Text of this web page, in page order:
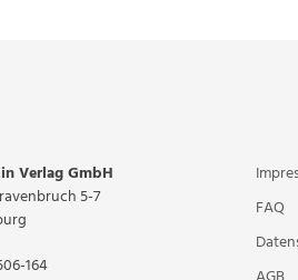
Verlag GmbH
5-7
164
FAQ